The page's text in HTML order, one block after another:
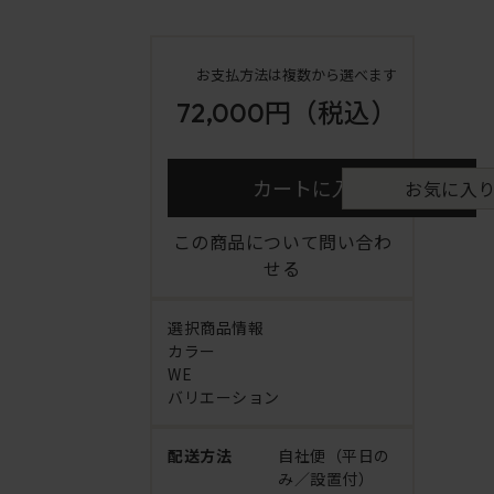
お支払方法は複数から選べます
72,000円 （税込）
カートに入れる お気に入
この商品について問い合わ
せる
選択商品情報
カラー
WE
バリエーション
配送方法
自社便（平日の
み／設置付）